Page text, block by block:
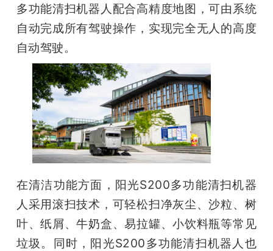
多功能清扫机器人配合高精度地图，可由系统
自动完成所有驾驶操作，实现完全无人的高度
自动驾驶。
在清洁功能方面，阳光S200多功能清扫机器
人采用滚扫技术，可轻松扫净灰尘、沙粒、树
叶、纸屑、牛奶盒、易拉罐、小饮料瓶等常见
垃圾。同时，阳光S200多功能清扫机器人也